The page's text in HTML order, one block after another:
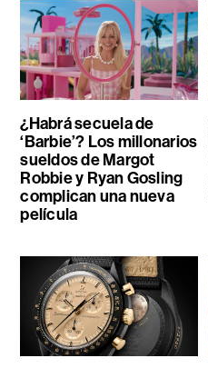
¿Habrá secuela de
‘Barbie’? Los millonarios
sueldos de Margot
Robbie y Ryan Gosling
complican una nueva
película